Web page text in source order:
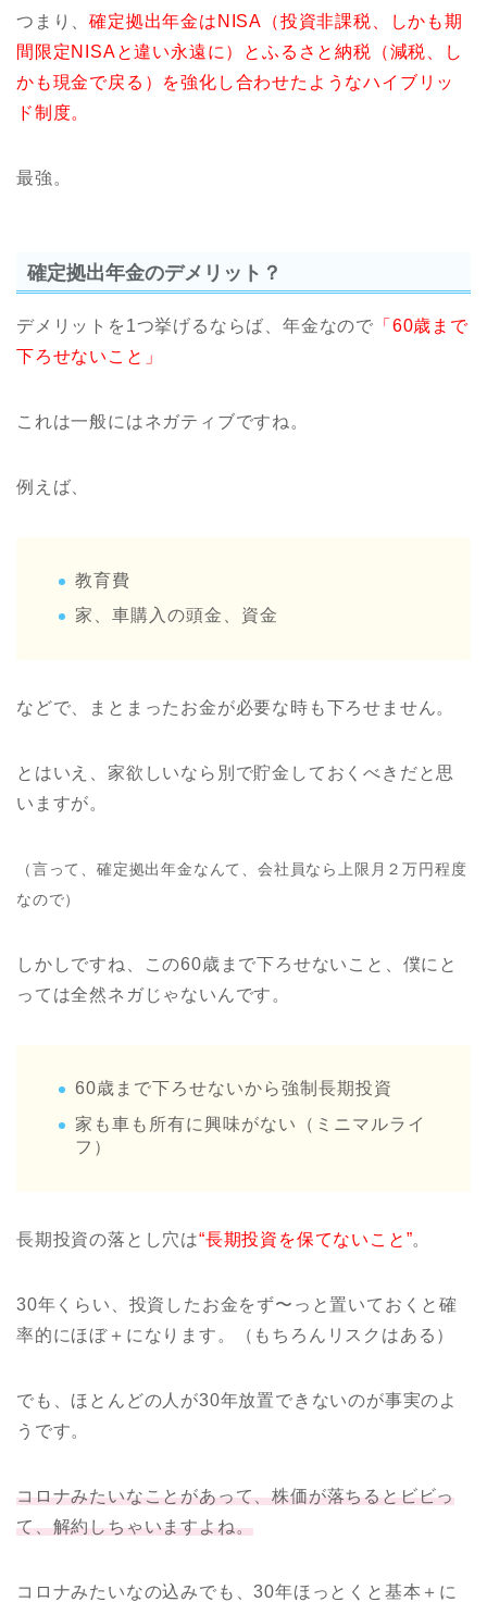
つまり、確定拠出年金はNISA（投資非課税、しかも期
間限定NISAと違い永遠に）とふるさと納税（減税、し
かも現金で戻る）を強化し合わせたようなハイブリッ
ド制度。
最強。
確定拠出年金のデメリット？
デメリットを1つ挙げるならば、年金なので 「60歳まで
下ろせないこと」
これは一般にはネガティブですね。
例えば、
教育費
家、車購入の頭金、資金
などで、まとまったお金が必要な時も下ろせません。
とはいえ、家欲しいなら別で貯金しておくべきだと思
いますが。
（言って、確定拠出年金なんて、会社員なら上限月２万円程度
なので）
しかしですね、この60歳まで下ろせないこと、僕にと
っては全然ネガじゃないんです。
60歳まで下ろせないから強制長期投資
家も車も所有に興味がない（ミニマルライ
フ）
長期投資の落とし穴は“長期投資を保てないこと”。
30年くらい、投資したお金をず〜っと置いておくと確
率的にほぼ＋になります。（もちろんリスクはある）
でも、ほとんどの人が30年放置できないのが事実のよ
うです。
コロナみたいなことがあって、株価が落ちるとビビっ
て、解約しちゃいますよね。
コロナみたいなの込みでも、30年ほっとくと基本＋に